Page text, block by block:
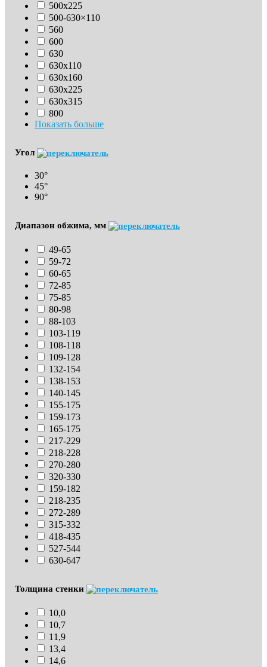
500х225
500-630×110
560
600
630
630х110
630x160
630х225
630х315
800
Показать больше
Угол
30°
45°
90°
Диапазон обжима, мм
49-65
59-72
60-65
72-85
75-85
80-98
88-103
103-119
108-118
109-128
132-154
138-153
140-145
155-175
159-173
165-175
217-229
218-228
270-280
320-330
159-182
218-235
272-289
315-332
418-435
527-544
630-647
Толщина стенки
10,0
10,7
11,9
13,4
14,6